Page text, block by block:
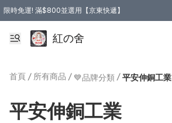
限時免運! 滿$800並選用【京東快遞】
紅の舍
首頁 / 所有商品 / 💙品牌分類 / 平安伸銅工業
平安伸銅工業